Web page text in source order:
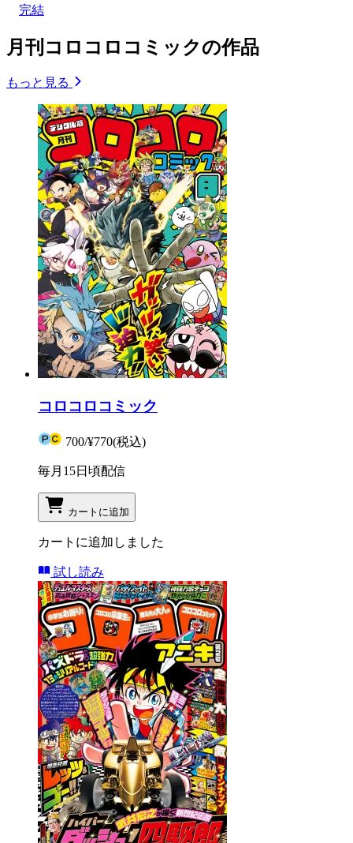
完結
月刊コロコロコミックの作品
もっと見る
コロコロコミック
700/¥770(税込)
毎月15日頃配信
カートに追加
カートに追加しました
試し読み